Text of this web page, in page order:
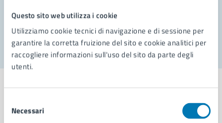
Questo sito web utilizza i cookie
Utilizziamo cookie tecnici di navigazione e di sessione per
garantire la corretta fruizione del sito e cookie analitici per
raccogliere informazioni sull'uso del sito da parte degli
utenti.
delNecessari
Segnala disservizio